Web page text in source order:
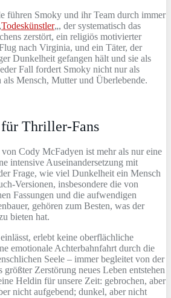
führen Smoky und ihr Team durch immer
Todeskünstler„, der systematisch das
zerstört, ein religiös motivierter
nach Virginia, und ein Täter, der
Dunkelheit gefangen hält und sie als
Fall fordert Smoky nicht nur als
Mensch, Mutter und Überlebende.
Thriller-Fans
Cody McFadyen ist mehr als nur eine
intensive Auseinandersetzung mit
Frage, wie viel Dunkelheit ein Mensch
Versionen, insbesondere die von
Fassungen und die aufwendigen
gehören zum Besten, was der
bieten hat.
erlebt keine oberflächliche
emotionale Achterbahnfahrt durch die
Seele – immer begleitet von der
größter Zerstörung neues Leben entstehen
Heldin für unsere Zeit: gebrochen, aber
nicht aufgebend; dunkel, aber nicht